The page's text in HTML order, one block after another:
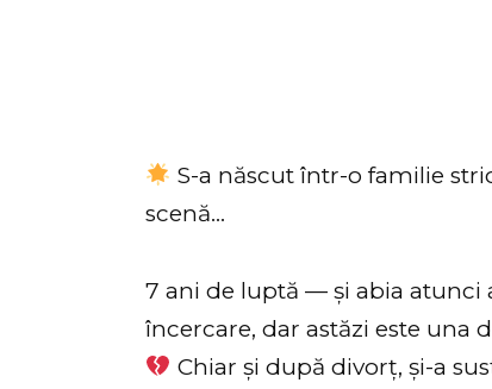
S-a născut într-o familie
scenă…
7 ani de luptă — și abia atunci
încercare, dar astăzi este una
Chiar și după divorț, și-a